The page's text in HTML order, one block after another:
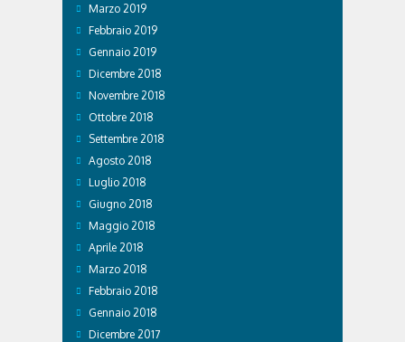
Marzo 2019
Febbraio 2019
Gennaio 2019
Dicembre 2018
Novembre 2018
Ottobre 2018
Settembre 2018
Agosto 2018
Luglio 2018
Giugno 2018
Maggio 2018
Aprile 2018
Marzo 2018
Febbraio 2018
Gennaio 2018
Dicembre 2017